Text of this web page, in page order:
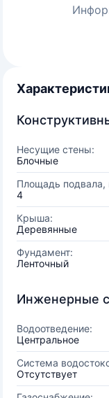
Несущие стены:
Блочные
Площадь подвала,
4
Крыша:
Деревянные
Фундамент:
Ленточный
Инженерные
Водоотведение:
Центральное
Система
Отсутствует